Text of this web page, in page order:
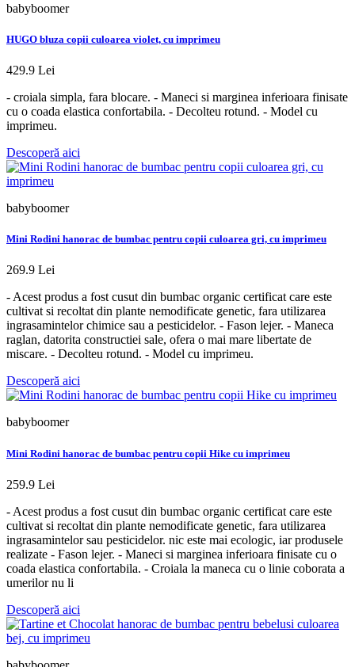
babyboomer
HUGO bluza copii culoarea violet, cu imprimeu
429.9 Lei
- croiala simpla, fara blocare. - Maneci si marginea inferioara finisate
cu o coada elastica confortabila. - Decolteu rotund. - Model cu
imprimeu.
Descoperă aici
babyboomer
Mini Rodini hanorac de bumbac pentru copii culoarea gri, cu imprimeu
269.9 Lei
- Acest produs a fost cusut din bumbac organic certificat care este
cultivat si recoltat din plante nemodificate genetic, fara utilizarea
ingrasamintelor chimice sau a pesticidelor. - Fason lejer. - Maneca
raglan, datorita constructiei sale, ofera o mai mare libertate de
miscare. - Decolteu rotund. - Model cu imprimeu.
Descoperă aici
babyboomer
Mini Rodini hanorac de bumbac pentru copii Hike cu imprimeu
259.9 Lei
- Acest produs a fost cusut din bumbac organic certificat care este
cultivat si recoltat din plante nemodificate genetic, fara utilizarea
ingrasamintelor sau pesticidelor. nic este mai ecologic, iar produsele
realizate - Fason lejer. - Maneci si marginea inferioara finisate cu o
coada elastica confortabila. - Croiala la maneca cu o linie coborata a
umerilor nu li
Descoperă aici